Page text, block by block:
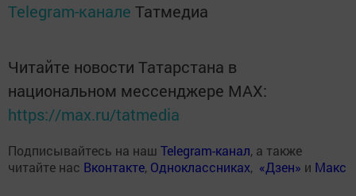
Telegram-канале Татмедиа
Читайте новости Татарстана в
национальном мессенджере MАХ:
https://max.ru/tatmedia
Подписывайтесь на наш Telegram-канал, а также
читайте нас Вконтакте, Одноклассниках, «Дзен» и Макс